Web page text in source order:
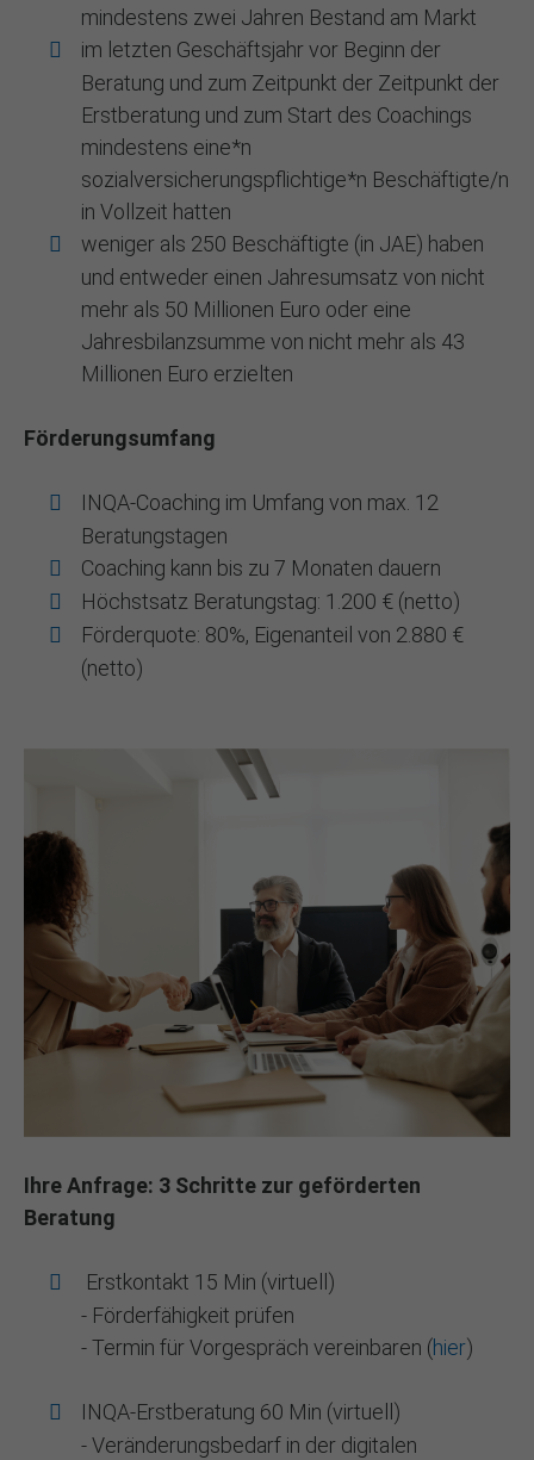
mindestens zwei Jahren Bestand am Markt
im letzten Geschäftsjahr vor Beginn der
Beratung und zum Zeitpunkt der Zeitpunkt der
Erstberatung und zum Start des Coachings
mindestens eine*n
sozialversicherungspflichtige*n Beschäftigte/n
in Vollzeit hatten
weniger als 250 Beschäftigte (in JAE) haben
und entweder einen Jahresumsatz von nicht
mehr als 50 Millionen Euro oder eine
Jahresbilanzsumme von nicht mehr als 43
Millionen Euro erzielten
Förderungsumfang
INQA-Coaching im Umfang von max. 12
Beratungstagen
Coaching kann bis zu 7 Monaten dauern
Höchstsatz Beratungstag: 1.200 € (netto)
Förderquote: 80%, Eigenanteil von 2.880 €
(netto)
Ihre Anfrage: 3 Schritte zur geförderten
Beratung
Erstkontakt 15 Min (virtuell)
- Förderfähigkeit prüfen
- Termin für Vorgespräch vereinbaren (hier)
INQA-Erstberatung 60 Min (virtuell)
- Veränderungsbedarf in der digitalen